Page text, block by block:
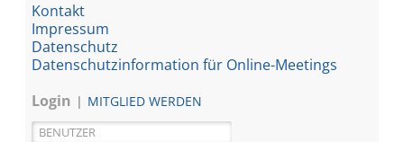
Kontakt
Impressum
Datenschutz
Datenschutzinformation für Online-Meetings
Login
MITGLIED WERDEN